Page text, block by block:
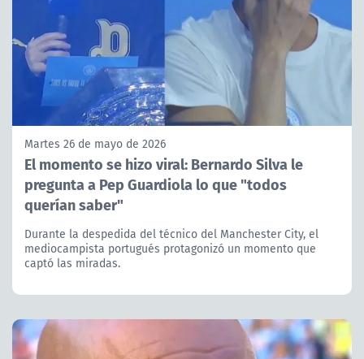
Martes 26 de mayo de 2026
El momento se hizo viral: Bernardo Silva le
pregunta a Pep Guardiola lo que "todos
querían saber"
Durante la despedida del técnico del Manchester City, el
mediocampista portugués protagonizó un momento que
captó las miradas.